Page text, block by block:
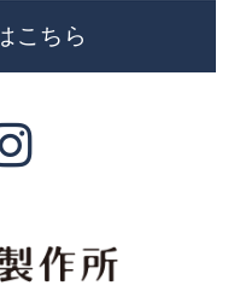
こちら